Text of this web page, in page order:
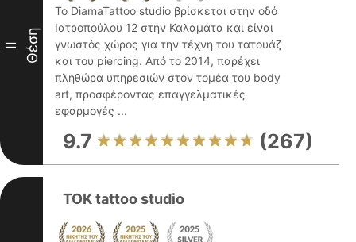
II Θέση
Το DiamaTattoo studio βρίσκεται στην οδό
Ιατροπούλου 12 στην Καλαμάτα και είναι
γνωστός χώρος για την τέχνη του τατουάζ
και του piercing. Από το 2014, παρέχει
πληθώρα υπηρεσιών στον τομέα του body
art, προσφέροντας επαγγελματικές
εφαρμογές ...
9.7 (267)
TOK tattoo studio